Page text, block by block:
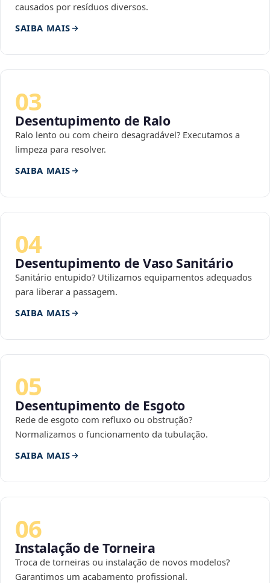
causados por resíduos diversos.
SAIBA MAIS
03
Desentupimento de Ralo
Ralo lento ou com cheiro desagradável? Executamos a
limpeza para resolver.
SAIBA MAIS
04
Desentupimento de Vaso Sanitário
Sanitário entupido? Utilizamos equipamentos adequados
para liberar a passagem.
SAIBA MAIS
05
Desentupimento de Esgoto
Rede de esgoto com refluxo ou obstrução?
Normalizamos o funcionamento da tubulação.
SAIBA MAIS
06
Instalação de Torneira
Troca de torneiras ou instalação de novos modelos?
Garantimos um acabamento profissional.